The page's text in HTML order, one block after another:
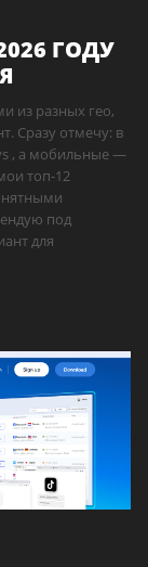
ГОДУ
из разных гео,
Сразу отмечу: в
, а мобильные —
топ-12
под
для